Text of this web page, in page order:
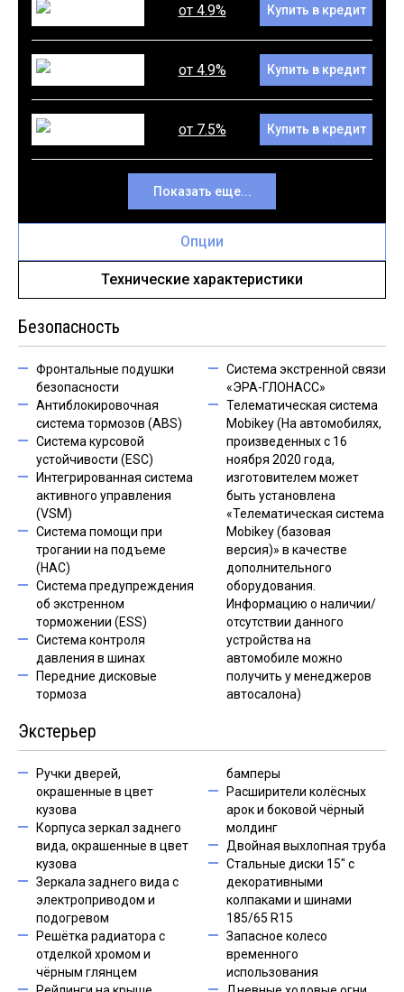
от 4.9% Купить в кредит
от 4.9% Купить в кредит
от 7.5% Купить в кредит
Показать еще...
Опции
Технические характеристики
Безопасность
Фронтальные подушки
безопасности
Антиблокировочная
система тормозов (ABS)
Система курсовой
устойчивости (ESC)
Интегрированная система
активного управления
(VSM)
Система помощи при
трогании на подъеме
(HAC)
Система предупреждения
об экстренном
торможении (ESS)
Система контроля
давления в шинах
Передние дисковые
тормоза
Система экстренной связи
«ЭРА-ГЛОНАСС»
Телематическая система
Mobikey (На автомобилях,
произведенных с 16
ноября 2020 года,
изготовителем может
быть установлена
«Телематическая система
Mobikey (базовая
версия)» в качестве
дополнительного
оборудования.
Информацию о наличии/
отсутствии данного
устройства на
автомобиле можно
получить у менеджеров
автосалона)
Экстерьер
Ручки дверей,
окрашенные в цвет
кузова
Корпуса зеркал заднего
вида, окрашенные в цвет
кузова
Зеркала заднего вида с
электроприводом и
подогревом
Решётка радиатора с
отделкой хромом и
чёрным глянцем
бамперы
Расширители колёсных
арок и боковой чёрный
молдинг
Двойная выхлопная труба
Стальные диски 15" с
декоративными
колпаками и шинами
185/65 R15
Запасное колесо
временного
использования